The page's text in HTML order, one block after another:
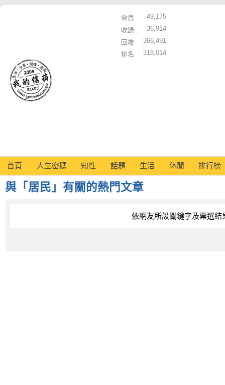
會員
49,175
收錄
36,914
回覆
366,491
排名
318,014
首頁 人生密碼 知性 話題 生活 休閒 排行榜
與「居民」有關的熱門文章
依網友所設關鍵字及票選結